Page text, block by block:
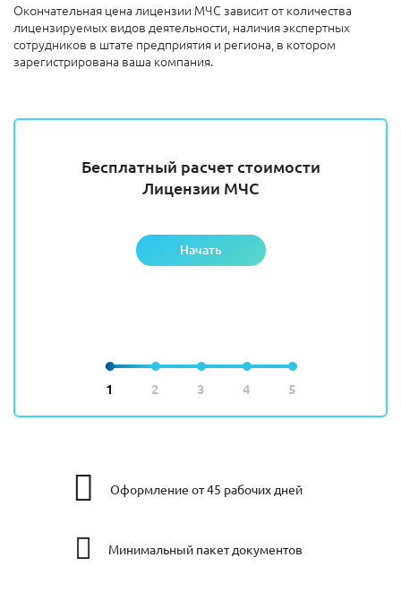
Окончательная цена лицензии МЧС зависит от количества
лицензируемых видов деятельности, наличия экспертных
сотрудников в штате предприятия и региона, в котором
зарегистрирована ваша компания.
1 2 3 4 5
Бесплатный расчет стоимости
Лицензии МЧС
Начать
Оформление от 45 рабочих дней
Минимальный пакет документов